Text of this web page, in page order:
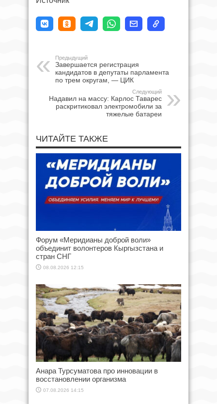
Предыдущий
Завершается регистрация
кандидатов в депутаты парламента
по трем округам, — ЦИК
Следующий
Надавил на массу: Карлос Таварес
раскритиковал электромобили за
тяжелые батареи
ЧИТАЙТЕ ТАКЖЕ
Форум «Меридианы доброй воли»
объединит волонтеров Кыргызстана и
стран СНГ
08.08.2026 12:15
Анара Турсуматова про инновации в
восстановлении организма
07.08.2026 14:15